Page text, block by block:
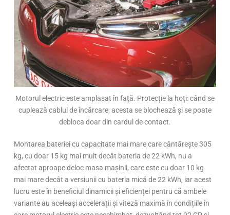
Motorul electric este amplasat în față. Protecție la hoți: când se
cuplează cablul de încărcare, acesta se blochează și se poate
debloca doar din cardul de contact.
Montarea bateriei cu capacitate mai mare care cântăreşte 305
kg, cu doar 15 kg mai mult decât bateria de 22 kWh, nu a
afectat aproape deloc masa mașinii, care este cu doar 10 kg
mai mare decât a versiunii cu bateria mică de 22 kWh, iar acest
lucru este în beneficiul dinamicii și eficienței pentru că ambele
variante au aceleași accelerații și viteză maximă în condițiile în